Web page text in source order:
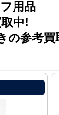
用品
中!
の参考